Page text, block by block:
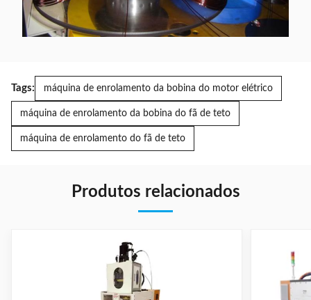
Tags: máquina de enrolamento da bobina do motor elétrico
máquina de enrolamento da bobina do fã de teto
máquina de enrolamento do fã de teto
Produtos relacionados